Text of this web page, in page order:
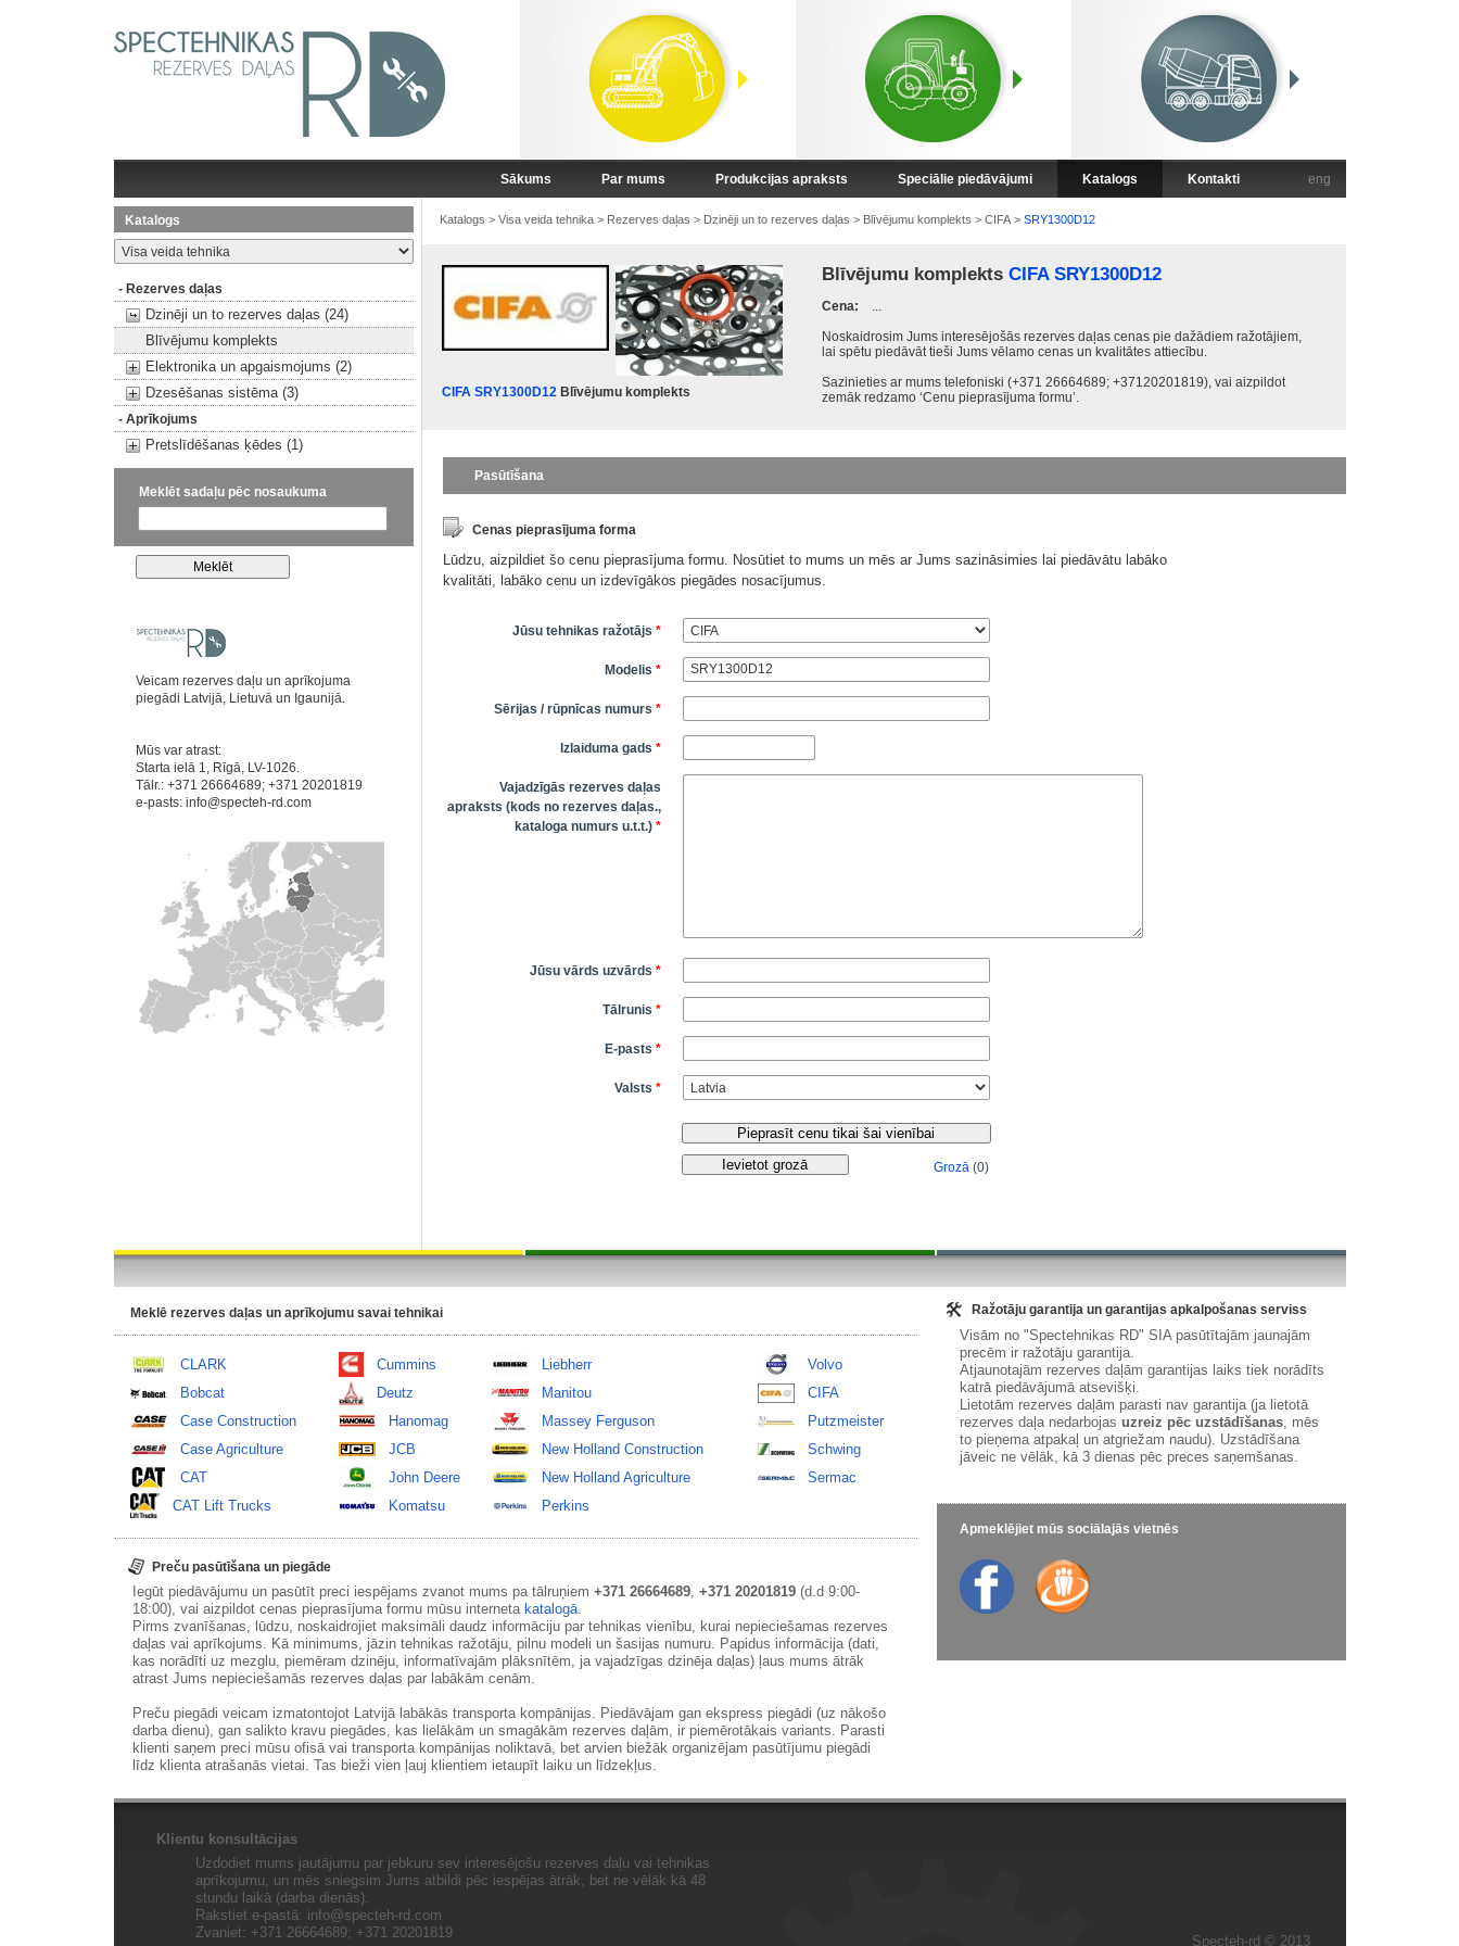
Sākums Par mums Produkcijas apraksts Speciālie piedāvājumi Katalogs Kontakti eng
Katalogs
- Rezerves daļas
Dzinēji un to rezerves daļas (24)
Blīvējumu komplekts
Elektronika un apgaismojums (2)
Dzesēšanas sistēma (3)
- Aprīkojums
Pretslīdēšanas ķēdes (1)
Meklēt sadaļu pēc nosaukuma
Veicam rezerves daļu un aprīkojuma
piegādi Latvijā, Lietuvā un Igaunijā.
Mūs var atrast:
Starta ielā 1, Rīgā, LV-1026.
Tālr.: +371 26664689; +371 20201819
e-pasts: info@specteh-rd.com
Katalogs > Visa veida tehnika> Rezerves daļas > Dzinēji un to rezerves daļas > Blīvējumu komplekts > CIFA> SRY1300D12
CIFA SRY1300D12Blīvējumu komplekts
Blīvējumu komplekts CIFA SRY1300D12
Cena: ...
Noskaidrosim Jums interesējošās rezerves daļas cenas pie dažādiem ražotājiem,
lai spētu piedāvāt tieši Jums vēlamo cenas un kvalitātes attiecību.
Sazinieties ar mums telefoniski (+371 26664689; +37120201819), vai aizpildot
zemāk redzamo ‘Cenu pieprasījuma formu’.
Pasūtīšana
Cenas pieprasījuma forma
Lūdzu, aizpildiet šo cenu pieprasījuma formu. Nosūtiet to mums un mēs ar Jums sazināsimies lai piedāvātu labāko
kvalitāti, labāko cenu un izdevīgākos piegādes nosacījumus.
Jūsu tehnikas ražotājs *
Modelis *
Sērijas / rūpnīcas numurs *
Izlaiduma gads *
Vajadzīgās rezerves daļas
apraksts (kods no rezerves daļas.,
kataloga numurs u.t.t.) *
Jūsu vārds uzvārds *
Tālrunis *
E-pasts *
Valsts *
Grozā(0)
Meklē rezerves daļas un aprīkojumu savai tehnikai
CLARK
Bobcat
Case Construction
Case Agriculture
CAT
CAT Lift Trucks
Cummins
Deutz
Hanomag
JCB
John Deere
Komatsu
Liebherr
Manitou
Massey Ferguson
New Holland Construction
New Holland Agriculture
Perkins
Volvo
CIFA
Putzmeister
Schwing
Sermac
Preču pasūtīšana un piegāde
Iegūt piedāvājumu un pasūtīt preci iespējams zvanot mums pa tālruņiem +371 26664689, +371 20201819(d.d 9:00-
18:00), vai aizpildot cenas pieprasījuma formu mūsu interneta katalogā.
Pirms zvanīšanas, lūdzu, noskaidrojiet maksimāli daudz informāciju par tehnikas vienību, kurai nepieciešamas rezerves
daļas vai aprīkojums. Kā minimums, jāzin tehnikas ražotāju, pilnu modeli un šasijas numuru. Papidus informācija (dati,
kas norādīti uz mezglu, piemēram dzinēju, informatīvajām plāksnītēm, ja vajadzīgas dzinēja daļas) ļaus mums ātrāk
atrast Jums nepieciešamās rezerves daļas par labākām cenām.
Preču piegādi veicam izmatontojot Latvijā labākās transporta kompānijas. Piedāvājam gan ekspress piegādi (uz nākošo
darba dienu), gan salikto kravu piegādes, kas lielākām un smagākām rezerves daļām, ir piemērotākais variants. Parasti
klienti saņem preci mūsu ofisā vai transporta kompānijas noliktavā, bet arvien biežāk organizējam pasūtījumu piegādi
līdz klienta atrašanās vietai. Tas bieži vien ļauj klientiem ietaupīt laiku un līdzekļus.
Ražotāju garantija un garantijas apkalpošanas serviss
Visām no "Spectehnikas RD" SIA pasūtītajām jaunajām
precēm ir ražotāju garantija.
Atjaunotajām rezerves daļām garantijas laiks tiek norādīts
katrā piedāvājumā atsevišķi.
Lietotām rezerves daļām parasti nav garantija (ja lietotā
rezerves daļa nedarbojas uzreiz pēc uzstādīšanas, mēs
to pieņema atpakaļ un atgriežam naudu). Uzstādīšana
jāveic ne vēlāk, kā 3 dienas pēc preces saņemšanas.
Apmeklējiet mūs sociālajās vietnēs
Klientu konsultācijas
Uzdodiet mums jautājumu par jebkuru sev interesējošu rezerves daļu vai tehnikas
aprīkojumu, un mēs sniegsim Jums atbildi pēc iespējas ātrāk, bet ne vēlāk kā 48
stundu laikā (darba dienās).
Rakstiet e-pastā: info@specteh-rd.com
Zvaniet: +371 26664689; +371 20201819
Specteh-rd © 2013